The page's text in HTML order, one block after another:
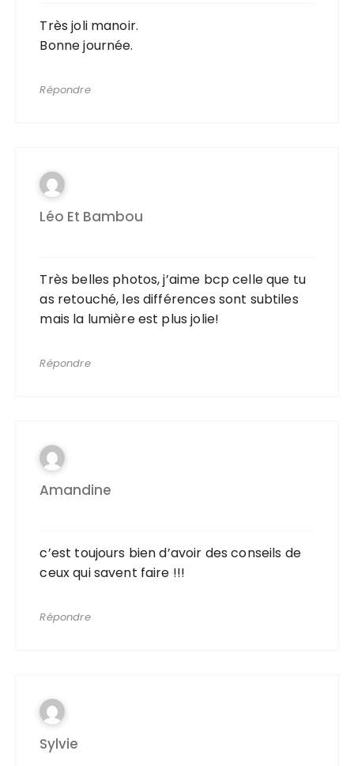
Très joli manoir.
Bonne journée.
Répondre
Léo Et Bambou
Très belles photos, j’aime bcp celle que tu
as retouché, les différences sont subtiles
mais la lumière est plus jolie!
Répondre
Amandine
c’est toujours bien d’avoir des conseils de
ceux qui savent faire !!!
Répondre
Sylvie